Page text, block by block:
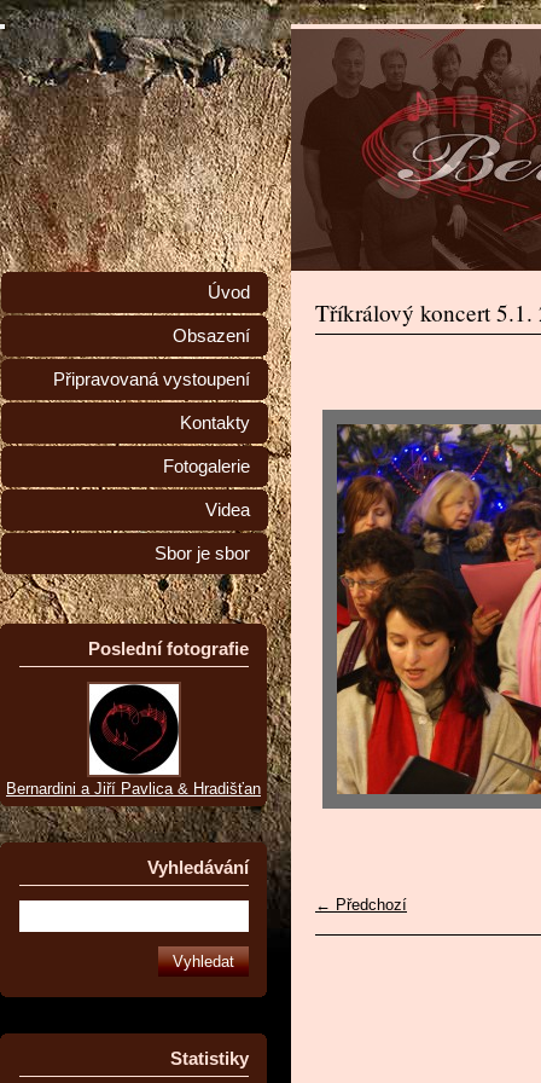
Tříkrálový koncert 5.1.
← Předchozí
Úvod
Obsazení
Připravovaná vystoupení
Kontakty
Fotogalerie
Videa
Sbor je sbor
Poslední fotografie
Bernardini a Jiří Pavlica & Hradišťan
Vyhledávání
Statistiky